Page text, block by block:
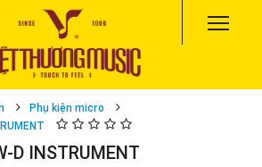
Phụ kiện micro
D INSTRUMENT